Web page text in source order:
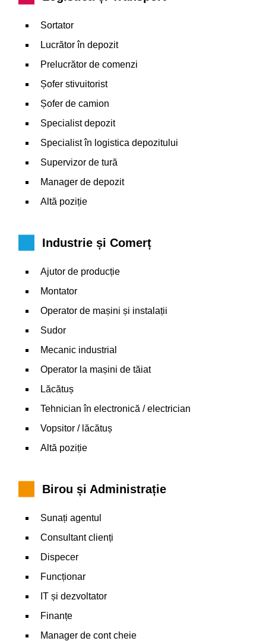
Sortator
Lucrător în depozit
Prelucrător de comenzi
Șofer stivuitorist
Șofer de camion
Specialist depozit
Specialist în logistica depozitului
Supervizor de tură
Manager de depozit
Altă poziție
Industrie și Comerț
Ajutor de producție
Montator
Operator de mașini și instalații
Sudor
Mecanic industrial
Operator la mașini de tăiat
Lăcătuș
Tehnician în electronică / electrician
Vopsitor / lăcătuș
Altă poziție
Birou și Administrație
Sunați agentul
Consultant clienți
Dispecer
Funcționar
IT și dezvoltator
Finanțe
Manager de cont cheie